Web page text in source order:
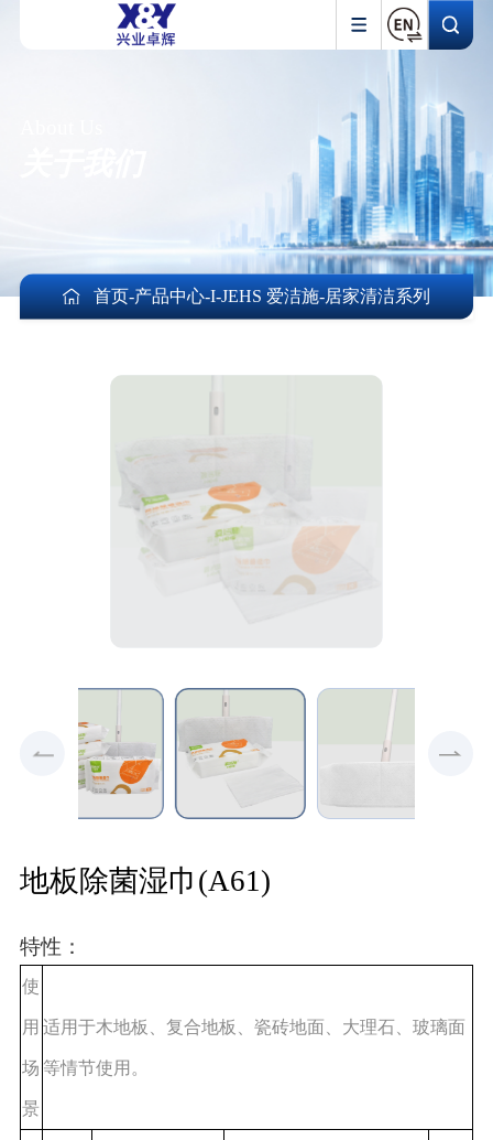
首页-产品中心-I-JEHS 爱洁施-居家清洁系列
地板除菌湿巾(A61)
特性：
使
用
场
景
适用于木地板、复合地板、瓷砖地面、大理石、玻璃面
等情节使用。